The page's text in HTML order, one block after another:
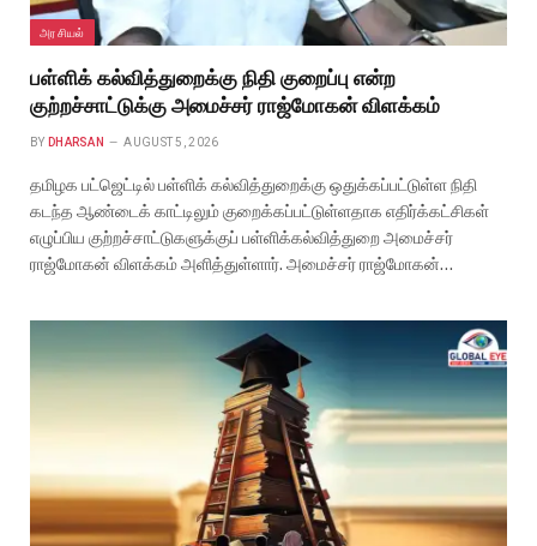
அரசியல்
பள்ளிக் கல்வித்துறைக்கு நிதி குறைப்பு என்ற
குற்றச்சாட்டுக்கு அமைச்சர் ராஜ்மோகன் விளக்கம்
BY DHARSAN AUGUST 5, 2026
தமிழக பட்ஜெட்டில் பள்ளிக் கல்வித்துறைக்கு ஒதுக்கப்பட்டுள்ள நிதி
கடந்த ஆண்டைக் காட்டிலும் குறைக்கப்பட்டுள்ளதாக எதிர்க்கட்சிகள்
எழுப்பிய குற்றச்சாட்டுகளுக்குப் பள்ளிக்கல்வித்துறை அமைச்சர்
ராஜ்மோகன் விளக்கம் அளித்துள்ளார். அமைச்சர் ராஜ்மோகன்…